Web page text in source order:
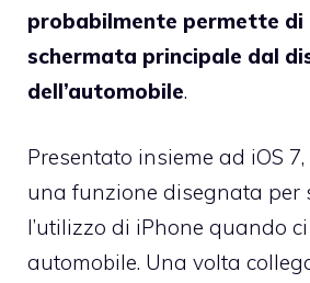
probabilmente permette
schermata principale dal
dell’automobile.
Presentato insieme ad iOS
una funzione disegnata per
l’utilizzo di iPhone quando
automobile. Una volta